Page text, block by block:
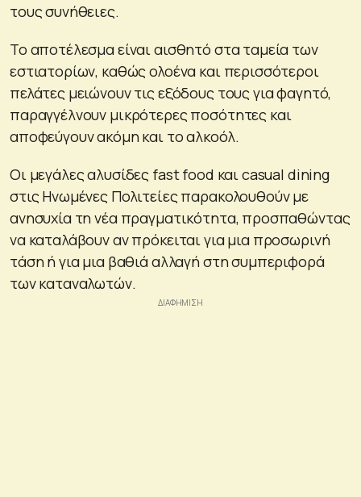
τους συνήθειες.
Το αποτέλεσμα είναι αισθητό στα ταμεία των
εστιατορίων, καθώς ολοένα και περισσότεροι
πελάτες μειώνουν τις εξόδους τους για φαγητό,
παραγγέλνουν μικρότερες ποσότητες και
αποφεύγουν ακόμη και το αλκοόλ.
Οι μεγάλες αλυσίδες fast food και casual dining
στις Ηνωμένες Πολιτείες παρακολουθούν με
ανησυχία τη νέα πραγματικότητα, προσπαθώντας
να καταλάβουν αν πρόκειται για μια προσωρινή
τάση ή για μια βαθιά αλλαγή στη συμπεριφορά
των καταναλωτών.